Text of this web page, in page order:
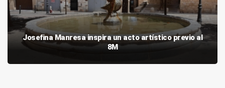
Josefina Manresa inspira un acto artístico previo al
8M